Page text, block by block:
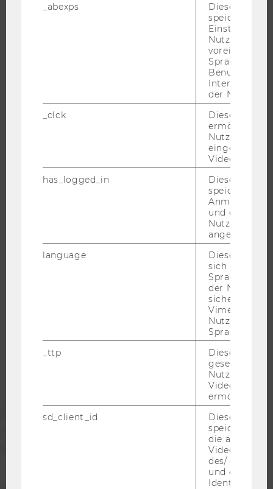
WELCOME SERVICES
_abexps
Dieses Cookie
speichert
Nutzer*in, zB.
Sprache,
der Nutzer*in
_clck
Dieses Cookie
ermöglicht
Nutzung des
Video Players
has_logged_in
Dieses Cookie
speichert
und ob sich
Nutzer*in
angemeldet
language
Dieses
sich die
der
Vimeo in der
Nutzer
Sprache
_ttp
Dieser
gesetzt, um
Nutzung des
Videoplayers
ermöglichen
sd_client_id
Dieses Cookie
speichert
die aktuellen
des/ der
und einen